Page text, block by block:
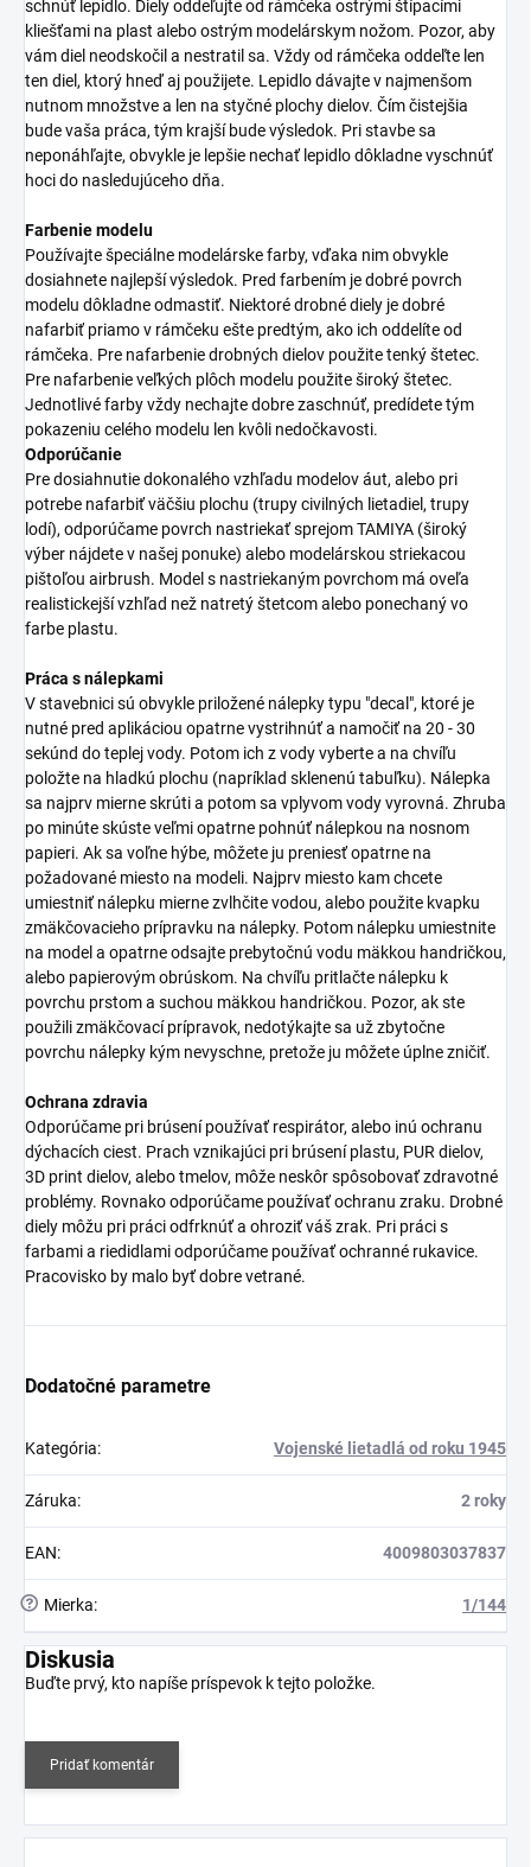
schnúť lepidlo. Diely oddeľujte od rámčeka ostrými štípacími
kliešťami na plast alebo ostrým modelárskym nožom. Pozor, aby
vám diel neodskočil a nestratil sa. Vždy od rámčeka oddeľte len
ten diel, ktorý hneď aj použijete. Lepidlo dávajte v najmenšom
nutnom množstve a len na styčné plochy dielov. Čím čistejšia
bude vaša práca, tým krajší bude výsledok. Pri stavbe sa
neponáhľajte, obvykle je lepšie nechať lepidlo dôkladne vyschnúť
hoci do nasledujúceho dňa.
Farbenie modelu
Používajte špeciálne modelárske farby, vďaka nim obvykle
dosiahnete najlepší výsledok. Pred farbením je dobré povrch
modelu dôkladne odmastiť. Niektoré drobné diely je dobré
nafarbiť priamo v rámčeku ešte predtým, ako ich oddelíte od
rámčeka. Pre nafarbenie drobných dielov použite tenký štetec.
Pre nafarbenie veľkých plôch modelu použite široký štetec.
Jednotlivé farby vždy nechajte dobre zaschnúť, predídete tým
pokazeniu celého modelu len kvôli nedočkavosti.
Odporúčanie
Pre dosiahnutie dokonalého vzhľadu modelov áut, alebo pri
potrebe nafarbiť väčšiu plochu (trupy civilných lietadiel, trupy
lodí), odporúčame povrch nastriekať sprejom TAMIYA (široký
výber nájdete v našej ponuke) alebo modelárskou striekacou
pištoľou airbrush. Model s nastriekaným povrchom má oveľa
realistickejší vzhľad než natretý štetcom alebo ponechaný vo
farbe plastu.
Práca s nálepkami
V stavebnici sú obvykle priložené nálepky typu "decal", ktoré je
nutné pred aplikáciou opatrne vystrihnúť a namočiť na 20 - 30
sekúnd do teplej vody. Potom ich z vody vyberte a na chvíľu
položte na hladkú plochu (napríklad sklenenú tabuľku). Nálepka
sa najprv mierne skrúti a potom sa vplyvom vody vyrovná. Zhruba
po minúte skúste veľmi opatrne pohnúť nálepkou na nosnom
papieri. Ak sa voľne hýbe, môžete ju preniesť opatrne na
požadované miesto na modeli. Najprv miesto kam chcete
umiestniť nálepku mierne zvlhčite vodou, alebo použite kvapku
zmäkčovacieho prípravku na nálepky. Potom nálepku umiestnite
na model a opatrne odsajte prebytočnú vodu mäkkou handričkou,
alebo papierovým obrúskom. Na chvíľu pritlačte nálepku k
povrchu prstom a suchou mäkkou handričkou. Pozor, ak ste
použili zmäkčovací prípravok, nedotýkajte sa už zbytočne
povrchu nálepky kým nevyschne, pretože ju môžete úplne zničiť.
Ochrana zdravia
Odporúčame pri brúsení používať respirátor, alebo inú ochranu
dýchacích ciest. Prach vznikajúci pri brúsení plastu, PUR dielov,
3D print dielov, alebo tmelov, môže neskôr spôsobovať zdravotné
problémy. Rovnako odporúčame používať ochranu zraku. Drobné
diely môžu pri práci odfrknúť a ohroziť váš zrak. Pri práci s
farbami a riedidlami odporúčame používať ochranné rukavice.
Pracovisko by malo byť dobre vetrané.
Dodatočné parametre
Kategória: Vojenské lietadlá od roku 1945
Záruka: 2 roky
EAN: 4009803037837
? Mierka: 1/144
Diskusia
Buďte prvý, kto napíše príspevok k tejto položke.
Pridať komentár